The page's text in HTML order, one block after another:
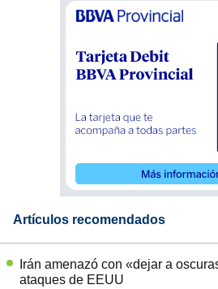
Artículos recomendados
Irán amenazó con «dejar a
ataques de EEUU